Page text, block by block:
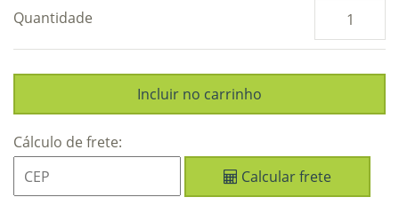
Quantidade
Cálculo de frete:
Calcular frete